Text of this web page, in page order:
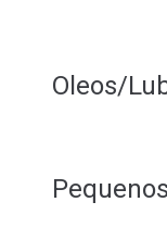
Oleos/